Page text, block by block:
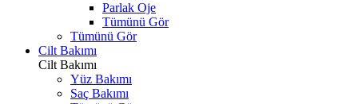
Parlak Oje
Tümünü Gör
Tümünü Gör
Cilt Bakımı
Cilt Bakımı
Yüz Bakımı
Saç Bakımı